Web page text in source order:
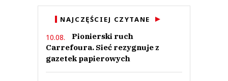
NAJCZĘŚCIEJ CZYTANE
10.08.
Pionierski ruch
Carrefoura. Sieć rezygnuje z
gazetek papierowych